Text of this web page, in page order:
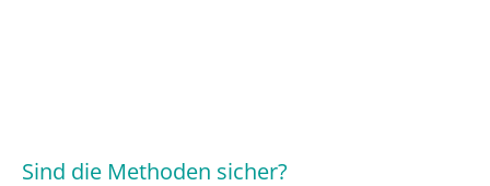
Sind die Methoden sicher?